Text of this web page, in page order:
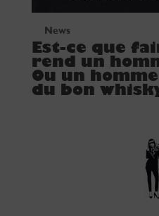
News
Est-ce que
rend un
Ou un
du bon